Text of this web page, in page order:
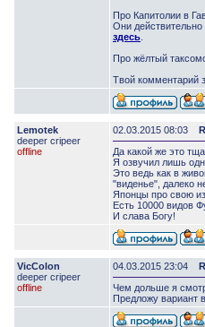
Про Капитолии в
Они
здесь
Про жёлтый
Твой комментарий
Lemotek
deeper сripeer
offline
02.03.2015 08:03
Да какой же это
Я озвучил лишь
Это ведь как в
"виденье", далеко
Японцы про свою
Есть 10000 видов
И слава Богу!
VicColon
deeper сripeer
offline
04.03.2015 23:04
Чем дольше я
Предложу вариант